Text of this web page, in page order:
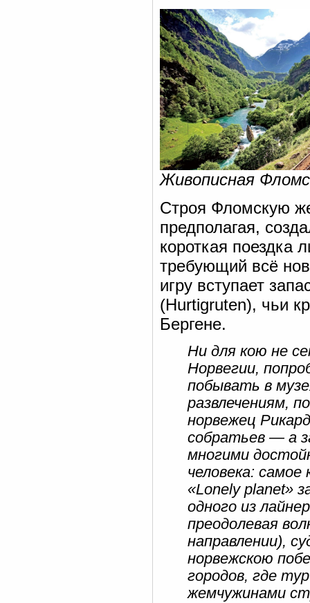
Живописная
Строя Фломскую
предполагая,
короткая поездка
требующий всё
игру вступает
(Hurtigruten), чьи
Бергене.
Ни для кою не
Норвегии,
побывать в
развлечениям,
норвежец
собратьев — а
многими
человека:
«Lonely planet»
одного из
преодолевая
направлении),
норвежскою
городов, где
жемчужинами